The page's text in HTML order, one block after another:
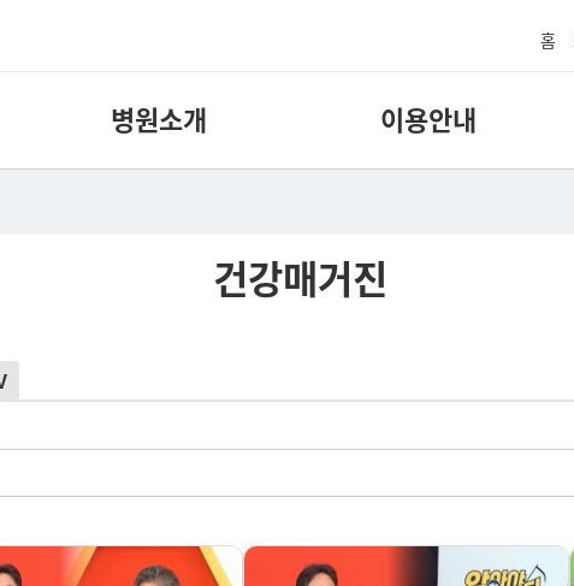
홈
병원소개 이용안내
건강매거진